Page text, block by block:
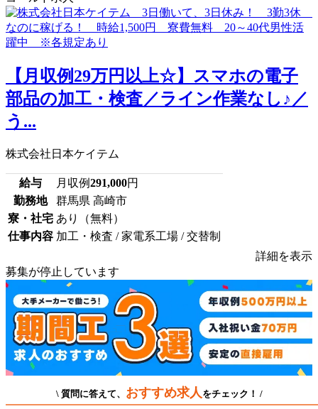
【月収例29万円以上☆】スマホの電子
部品の加工・検査／ライン作業なし♪／
う...
株式会社日本ケイテム
給与 月収例291,000円
勤務地
群馬県 高崎市
寮・社宅 あり（無料）
仕事内容 加工・検査 / 家電系工場 / 交替制
詳細を表示
募集が停止しています
\ 質問に答えて、 おすすめ求人 をチェック！ /